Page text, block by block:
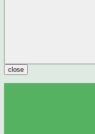
close